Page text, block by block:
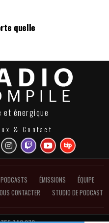
quelle
et énergique
& Contact
PODCASTS ÉMISSIONS
ÉQUIPE
CONTACTER STUDIO DE PODCAST